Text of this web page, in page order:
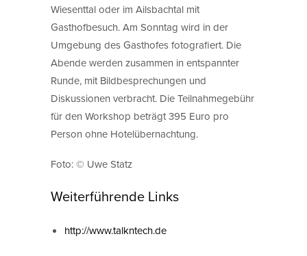
Wiesenttal oder im Ailsbachtal mit
Gasthofbesuch. Am Sonntag wird in der
Umgebung des Gasthofes fotografiert. Die
Abende werden zusammen in entspannter
Runde, mit Bildbesprechungen und
Diskussionen verbracht. Die Teilnahmegebühr
für den Workshop beträgt 395 Euro pro
Person ohne Hotelübernachtung.
Foto: © Uwe Statz
Weiterführende Links
http://www.talkntech.de